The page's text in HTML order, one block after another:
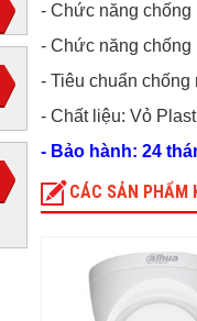
- Chức năng
- Chức năng chống
- Tiêu chuẩn
- Chất liệu: Vỏ
- Bảo hành: 24
CÁC SẢN PHẨM